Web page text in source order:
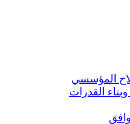
المؤسسي
القدرات